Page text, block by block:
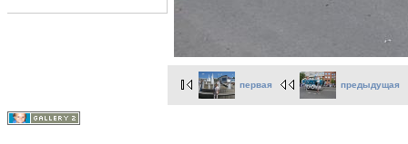
первая предыдущая